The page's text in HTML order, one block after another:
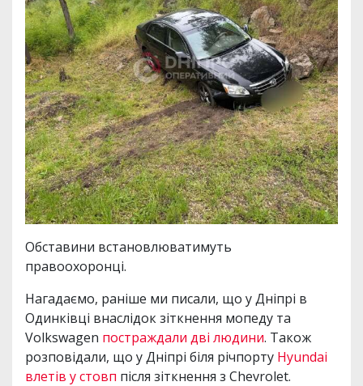
Обставини встановлюватимуть
правоохоронці.
Нагадаємо, раніше ми писали, що у Дніпрі в
Одинківці внаслідок зіткнення мопеду та
Volkswagen постраждали дві людини. Також
розповідали, що у Дніпрі біля річпорту Hyundai
влетів у стовп після зіткнення з Chevrolet.